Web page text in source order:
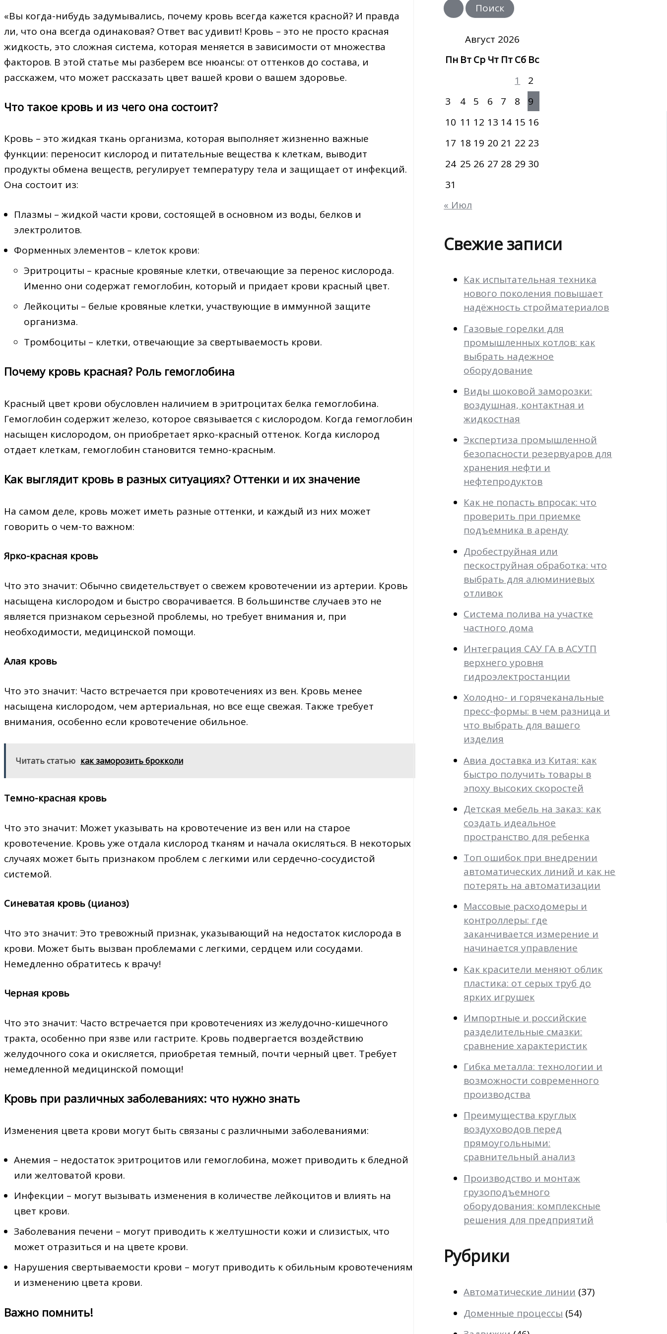
«Вы когда-нибудь задумывались, почему кровь всегда кажется красной? И правда
ли, что она всегда одинаковая? Ответ вас удивит! Кровь – это не просто красная
жидкость, это сложная система, которая меняется в зависимости от множества
факторов. В этой статье мы разберем все нюансы: от оттенков до состава, и
расскажем, что может рассказать цвет вашей крови о вашем здоровье.
Что такое кровь и из чего она состоит?
Кровь – это жидкая ткань организма, которая выполняет жизненно важные
функции: переносит кислород и питательные вещества к клеткам, выводит
продукты обмена веществ, регулирует температуру тела и защищает от инфекций.
Она состоит из:
Плазмы – жидкой части крови, состоящей в основном из воды, белков и
электролитов.
Форменных элементов – клеток крови:
Эритроциты – красные кровяные клетки, отвечающие за перенос кислорода.
Именно они содержат гемоглобин, который и придает крови красный цвет.
Лейкоциты – белые кровяные клетки, участвующие в иммунной защите
организма.
Тромбоциты – клетки, отвечающие за свертываемость крови.
Почему кровь красная? Роль гемоглобина
Красный цвет крови обусловлен наличием в эритроцитах белка гемоглобина.
Гемоглобин содержит железо, которое связывается с кислородом. Когда гемоглобин
насыщен кислородом, он приобретает ярко-красный оттенок. Когда кислород
отдает клеткам, гемоглобин становится темно-красным.
Как выглядит кровь в разных ситуациях? Оттенки и их значение
На самом деле, кровь может иметь разные оттенки, и каждый из них может
говорить о чем-то важном:
Ярко-красная кровь
Что это значит: Обычно свидетельствует о свежем кровотечении из артерии. Кровь
насыщена кислородом и быстро сворачивается. В большинстве случаев это не
является признаком серьезной проблемы, но требует внимания и, при
необходимости, медицинской помощи.
Алая кровь
Что это значит: Часто встречается при кровотечениях из вен. Кровь менее
насыщена кислородом, чем артериальная, но все еще свежая. Также требует
внимания, особенно если кровотечение обильное.
Читать статью как заморозить брокколи
Темно-красная кровь
Что это значит: Может указывать на кровотечение из вен или на старое
кровотечение. Кровь уже отдала кислород тканям и начала окисляться. В некоторых
случаях может быть признаком проблем с легкими или сердечно-сосудистой
системой.
Синеватая кровь (цианоз)
Что это значит: Это тревожный признак, указывающий на недостаток кислорода в
крови. Может быть вызван проблемами с легкими, сердцем или сосудами.
Немедленно обратитесь к врачу!
Черная кровь
Что это значит: Часто встречается при кровотечениях из желудочно-кишечного
тракта, особенно при язве или гастрите. Кровь подвергается воздействию
желудочного сока и окисляется, приобретая темный, почти черный цвет. Требует
немедленной медицинской помощи!
Кровь при различных заболеваниях: что нужно знать
Изменения цвета крови могут быть связаны с различными заболеваниями:
Анемия – недостаток эритроцитов или гемоглобина, может приводить к бледной
или желтоватой крови.
Инфекции – могут вызывать изменения в количестве лейкоцитов и влиять на
цвет крови.
Заболевания печени – могут приводить к желтушности кожи и слизистых, что
может отразиться и на цвете крови.
Нарушения свертываемости крови – могут приводить к обильным кровотечениям
и изменению цвета крови.
Важно помнить!
и
с
Август 2026
Пн ВтСр Чт ПтСб Вс
1
2
3
4 5 6 7 8
9
10 11 12 13 14 15 16
17 18 19 20 21 22 23
24 25 26 27 28 29 30
31
« Июл
Свежие записи
Как испытательная техника
нового поколения повышает
надёжность стройматериалов
Газовые горелки для
промышленных котлов: как
выбрать надежное
оборудование
Виды шоковой заморозки:
воздушная, контактная и
жидкостная
Экспертиза промышленной
безопасности резервуаров для
хранения нефти и
нефтепродуктов
Как не попасть впросак: что
проверить при приемке
подъемника в аренду
Дробеструйная или
пескоструйная обработка: что
выбрать для алюминиевых
отливок
Система полива на участке
частного дома
Интеграция САУ ГА в АСУТП
верхнего уровня
гидроэлектростанции
Холодно- и горячеканальные
пресс-формы: в чем разница и
что выбрать для вашего
изделия
Авиа доставка из Китая: как
быстро получить товары в
эпоху высоких скоростей
Детская мебель на заказ: как
создать идеальное
пространство для ребенка
Топ ошибок при внедрении
автоматических линий и как не
потерять на автоматизации
Массовые расходомеры и
контроллеры: где
заканчивается измерение и
начинается управление
Как красители меняют облик
пластика: от серых труб до
ярких игрушек
Импортные и российские
разделительные смазки:
сравнение характеристик
Гибка металла: технологии и
возможности современного
производства
Преимущества круглых
воздуховодов перед
прямоугольными:
сравнительный анализ
Производство и монтаж
грузоподъемного
оборудования: комплексные
решения для предприятий
Рубрики
Автоматические линии (37)
Доменные процессы (54)